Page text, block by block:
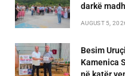
darkë
AUGUST 5,
Besim
Kamenica